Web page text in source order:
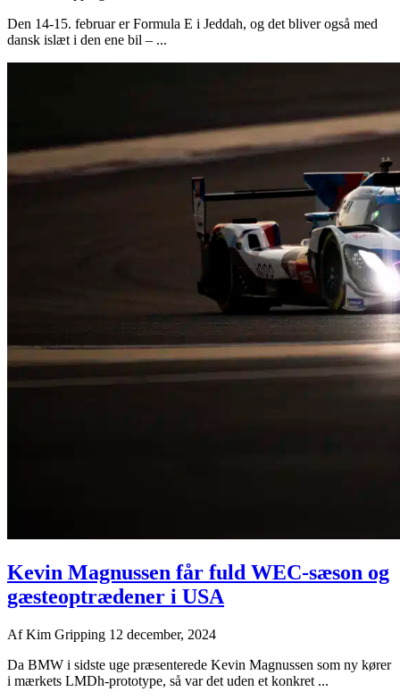
Den 14-15. februar er Formula E i Jeddah, og det bliver også med
dansk islæt i den ene bil – ...
Kevin Magnussen får fuld WEC-sæson og
gæsteoptrædener i USA
AfKim Gripping 12 december, 2024
Da BMW i sidste uge præsenterede Kevin Magnussen som ny kører
i mærkets LMDh-prototype, så var det uden et konkret ...